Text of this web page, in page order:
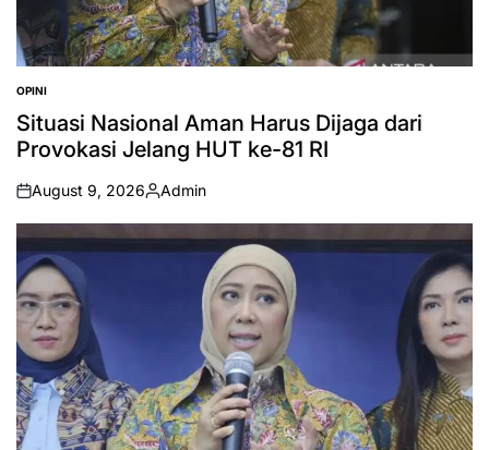
POSTED
IN
OPINI
Situasi Nasional Aman Harus Dijaga dari
Provokasi Jelang HUT ke-81 RI
on
August 9, 2026
Posted
by
Admin